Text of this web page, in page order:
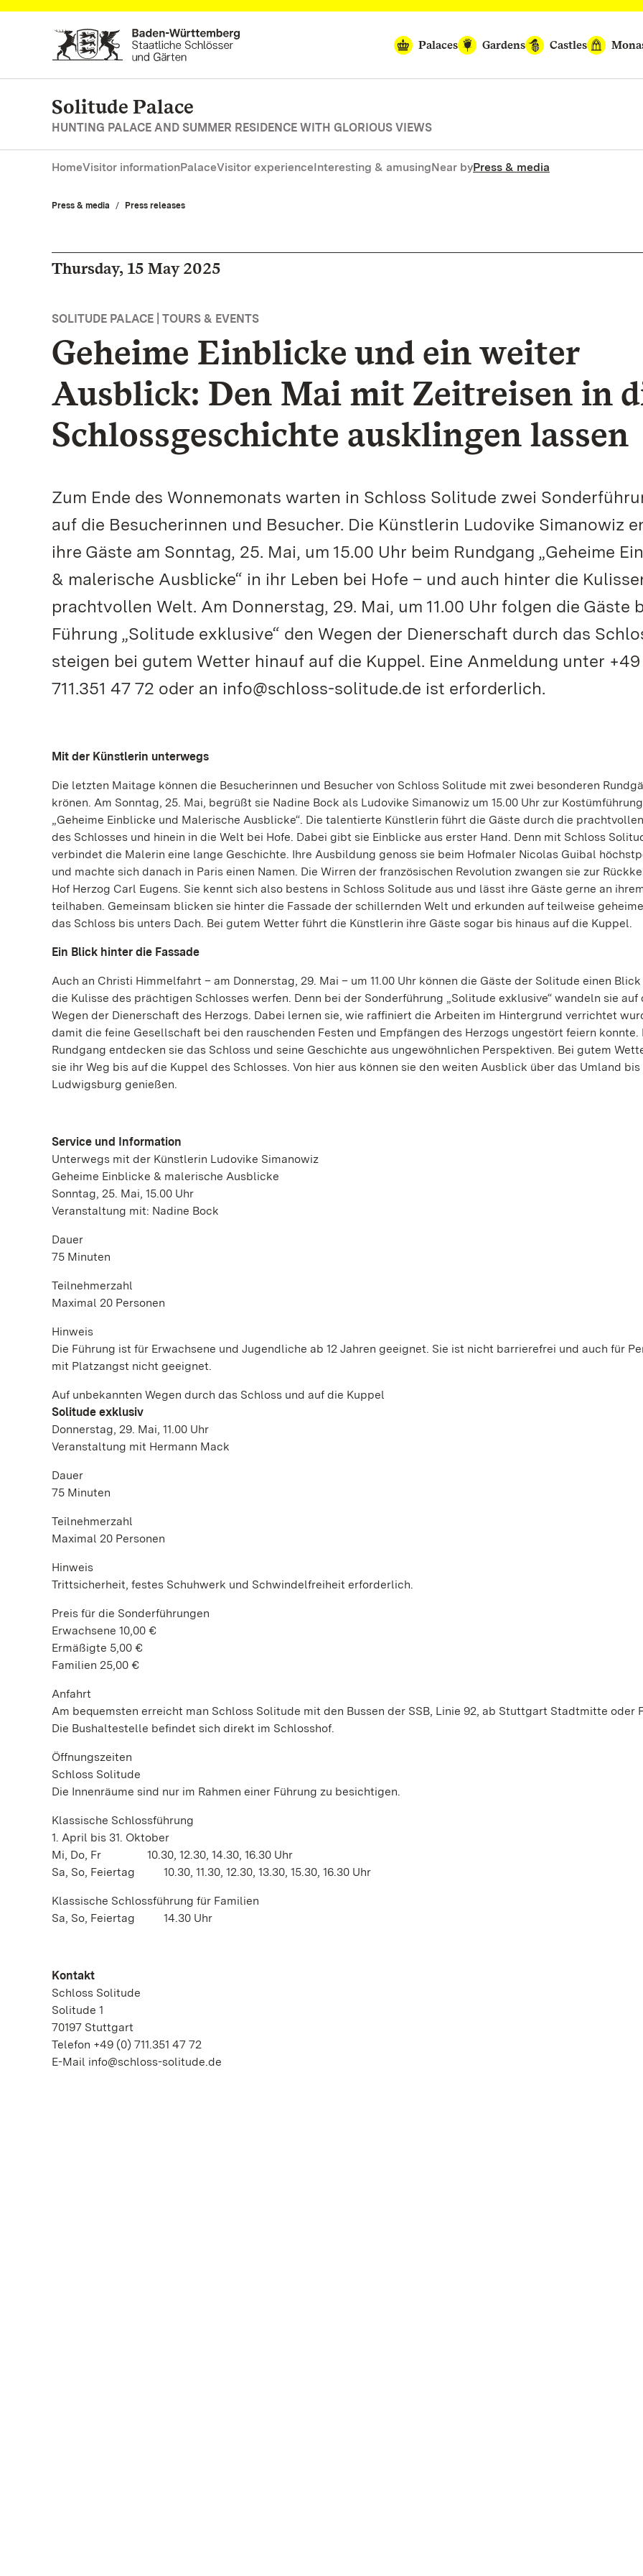
Navigate to main page
Palaces
Gardens Castles
Solitude Palace
HUNTING PALACE AND SUMMER RESIDENCE WITH GLORIOUS VIEWS
HomeVisitor informationPalaceVisitor experienceInteresting & amusingNear byPress & media
Press & media Press releases
Thursday, 15 May 2025
SOLITUDE PALACE | TOURS & EVENTS
Geheime Einblicke und ein weiter
Ausblick: Den Mai mit Zeitreisen in
Schlossgeschichte ausklingen lassen
Zum Ende des Wonnemonats warten in Schloss Solitude zwei
auf die Besucherinnen und Besucher. Die Künstlerin Ludovike Simanowiz
ihre Gäste am Sonntag, 25. Mai, um 15.00 Uhr beim Rundgang „Geheime
& malerische Ausblicke“ in ihr Leben bei Hofe – und auch hinter die
prachtvollen Welt. Am Donnerstag, 29. Mai, um 11.00 Uhr folgen die Gäste
Führung „Solitude exklusive“ den Wegen der Dienerschaft durch das
steigen bei gutem Wetter hinauf auf die Kuppel. Eine Anmeldung unter
711.351 47 72 oder an info@schloss-solitude.de ist erforderlich.
Mit der Künstlerin unterwegs
Die letzten Maitage können die Besucherinnen und Besucher von Schloss Solitude mit zwei besonderen
krönen. Am Sonntag, 25. Mai, begrüßt sie Nadine Bock als Ludovike Simanowiz um 15.00 Uhr zur Kostümführung
„Geheime Einblicke und Malerische Ausblicke“. Die talentierte Künstlerin führt die Gäste durch die
des Schlosses und hinein in die Welt bei Hofe. Dabei gibt sie Einblicke aus erster Hand. Denn mit Schloss
verbindet die Malerin eine lange Geschichte. Ihre Ausbildung genoss sie beim Hofmaler Nicolas Guibal
und machte sich danach in Paris einen Namen. Die Wirren der französischen Revolution zwangen sie zur
Hof Herzog Carl Eugens. Sie kennt sich also bestens in Schloss Solitude aus und lässt ihre Gäste gerne an
teilhaben. Gemeinsam blicken sie hinter die Fassade der schillernden Welt und erkunden auf teilweise
das Schloss bis unters Dach. Bei gutem Wetter führt die Künstlerin ihre Gäste sogar bis hinaus auf die Kuppel.
Ein Blick hinter die Fassade
Auch an Christi Himmelfahrt – am Donnerstag, 29. Mai – um 11.00 Uhr können die Gäste der Solitude einen
die Kulisse des prächtigen Schlosses werfen. Denn bei der Sonderführung „Solitude exklusive“ wandeln sie auf
Wegen der Dienerschaft des Herzogs. Dabei lernen sie, wie raffiniert die Arbeiten im Hintergrund verrichtet
damit die feine Gesellschaft bei den rauschenden Festen und Empfängen des Herzogs ungestört feiern konnte.
Rundgang entdecken sie das Schloss und seine Geschichte aus ungewöhnlichen Perspektiven. Bei gutem
sie ihr Weg bis auf die Kuppel des Schlosses. Von hier aus können sie den weiten Ausblick über das Umland bis
Ludwigsburg genießen.
Service und Information
Unterwegs mit der Künstlerin Ludovike Simanowiz
Geheime Einblicke & malerische Ausblicke
Sonntag, 25. Mai, 15.00 Uhr
Veranstaltung mit: Nadine Bock
Dauer
75 Minuten
Teilnehmerzahl
Maximal 20 Personen
Hinweis
Die Führung ist für Erwachsene und Jugendliche ab 12 Jahren geeignet. Sie ist nicht barrierefrei und auch für
mit Platzangst nicht geeignet.
Auf unbekannten Wegen durch das Schloss und auf die Kuppel
Solitude exklusiv
Donnerstag, 29. Mai, 11.00 Uhr
Veranstaltung mit Hermann Mack
Dauer
75 Minuten
Teilnehmerzahl
Maximal 20 Personen
Hinweis
Trittsicherheit, festes Schuhwerk und Schwindelfreiheit erforderlich.
Preis für die Sonderführungen
Erwachsene 10,00 €
Ermäßigte 5,00 €
Familien 25,00 €
Anfahrt
Am bequemsten erreicht man Schloss Solitude mit den Bussen der SSB, Linie 92, ab Stuttgart Stadtmitte oder
Die Bushaltestelle befindet sich direkt im Schlosshof.
Öffnungszeiten
Schloss Solitude
Die Innenräume sind nur im Rahmen einer Führung zu besichtigen.
Klassische Schlossführung
1. April bis 31. Oktober
Mi, Do, Fr 10.30, 12.30, 14.30, 16.30 Uhr
Sa, So, Feiertag 10.30, 11.30, 12.30, 13.30, 15.30, 16.30 Uhr
Klassische Schlossführung für Familien
Sa, So, Feiertag 14.30 Uhr
Kontakt
Schloss Solitude
Solitude 1
70197 Stuttgart
Telefon +49 (0) 711.351 47 72
E-Mail info@schloss-solitude.de